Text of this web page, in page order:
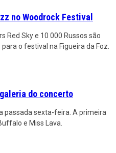
no Woodrock Festival
Red Sky e 10 000 Russos são
o festival na Figueira da Foz.
do concerto
passada sexta-feira. A primeira
e Miss Lava.